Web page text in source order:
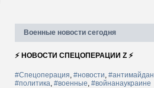
Военные новости сегодня
⚡ НОВОСТИ СПЕЦОПЕРАЦИИ Z ⚡
#Спецоперация, #новости, #антимайдан
#политика, #военные, #войнанаукраине